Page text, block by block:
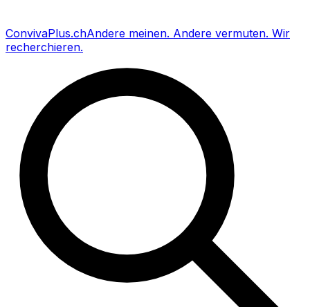
ConvivaPlus.chAndere meinen. Andere vermuten. Wir
recherchieren.